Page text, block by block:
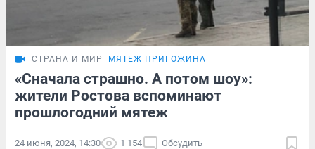
СТРАНА И МИР МЯТЕЖ ПРИГОЖИНА
«Сначала страшно. А потом шоу»:
жители Ростова вспоминают
прошлогодний мятеж
24 июня, 2024, 14:30 1 154 Обсудить